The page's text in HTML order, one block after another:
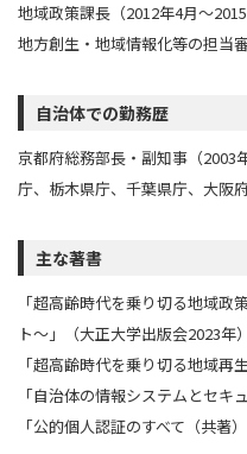
地域政策課長（2012年4月～2015
地方創生・地域情報化等の担当
自治体での勤務歴
京都府総務部長・副知事（2003
庁、栃木県庁、千葉県庁、大阪
主な著書
「超高齢時代を乗り切る地域
ト～」（大正大学出版会2023年）
「超高齢時代を乗り切る地域再
「自治体の情報システムとセキ
「公的個人認証のすべて（共著